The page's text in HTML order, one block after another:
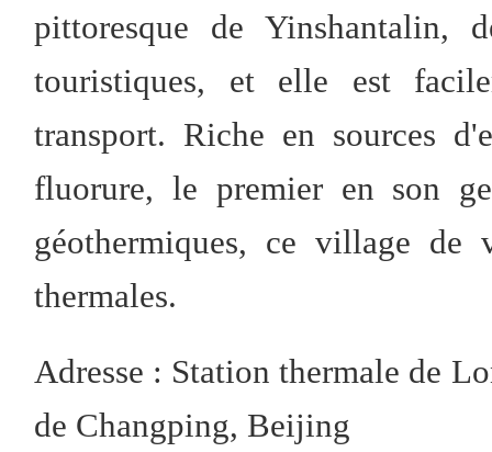
pittoresque de
touristiques, et elle est
transport. Riche en sources
fluorure, le premier en son
géothermiques, ce village de
thermales.
Adresse : Station thermale de
de Changping, Beijing